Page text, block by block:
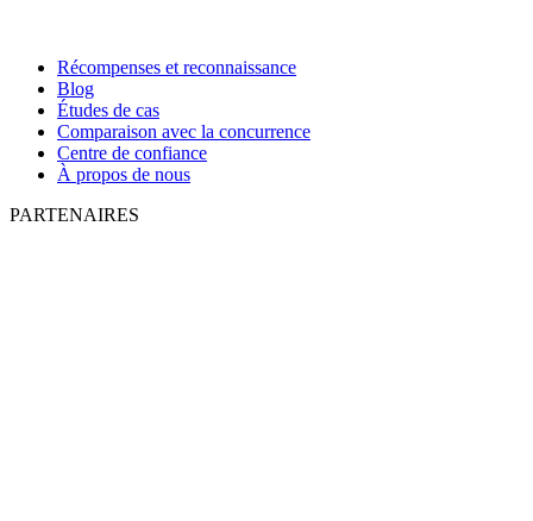
Récompenses et reconnaissance
Blog
Études de cas
Comparaison avec la concurrence
Centre de confiance
À propos de nous
PARTENAIRES